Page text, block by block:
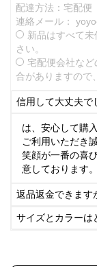
配達方法：宅配便
連絡メール：
新品はすべて
さい。
宅配便会社な
合がありますので
信用して大丈夫で
は、安心して購
ご利用いただき
笑顔が一番の喜
意しております
返品返金できます
サイズとカラーは